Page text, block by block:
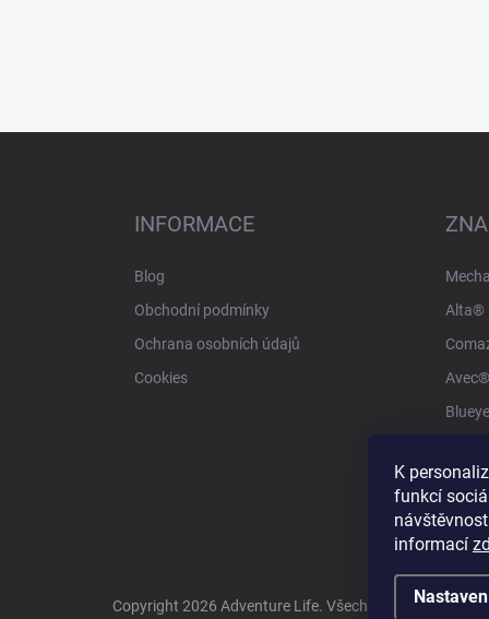
K
funkcí
informací
INFORMACE
Blog
Obchodní podmínky
Ochrana osobních údajů
Cookies
Alta®
Avec®
VM
4-14
Copyright 2026 Adventure Life. Všechna práva